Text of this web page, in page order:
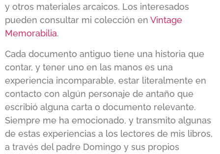
y otros materiales arcaicos. Los interesados
pueden consultar mi colección en Vintage
Memorabilia.
Cada documento antiguo tiene una historia que
contar, y tener uno en las manos es una
experiencia incomparable, estar literalmente en
contacto con algún personaje de antaño que
escribió alguna carta o documento relevante.
Siempre me ha emocionado, y transmito algunas
de estas experiencias a los lectores de mis libros,
a través del padre Domingo y sus propios